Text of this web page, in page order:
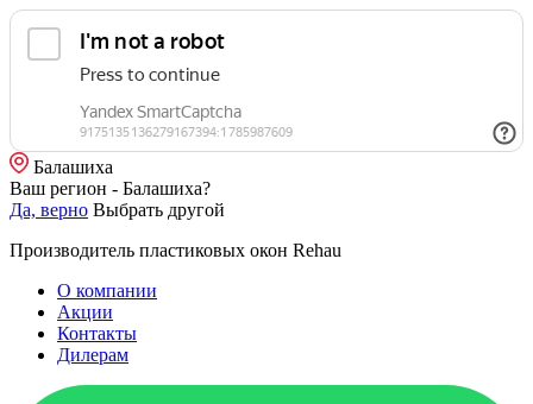
Балашиха
Ваш регион - Балашиха?
Да, верно Выбрать другой
Производитель пластиковых окон Rehau
О компании
Акции
Контакты
Дилерам